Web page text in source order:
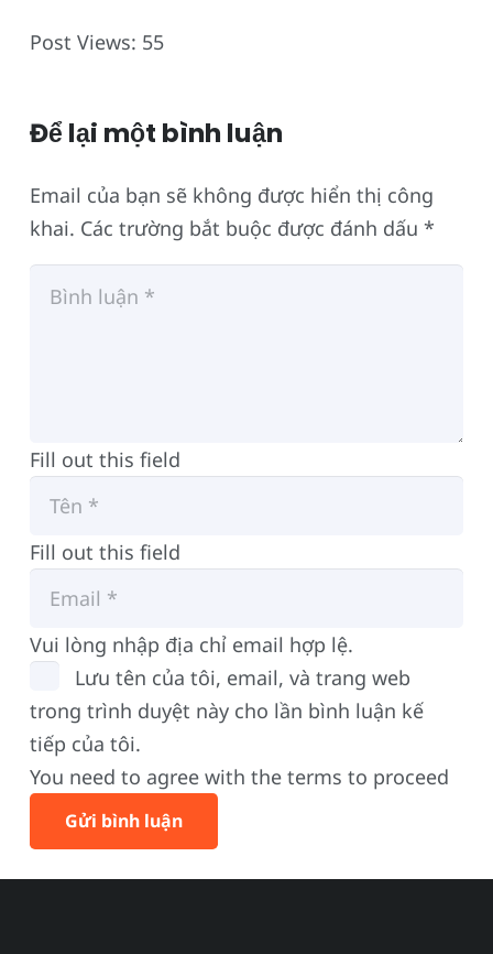
Post Views: 55
Để lại một bình luận
Email của bạn sẽ không được hiển thị công
khai. Các trường bắt buộc được đánh dấu *
Fill out this field
Fill out this field
Vui lòng nhập địa chỉ email hợp lệ.
Lưu tên của tôi, email, và trang web
trong trình duyệt này cho lần bình luận kế
tiếp của tôi.
You need to agree with the terms to proceed
Gửi bình luận